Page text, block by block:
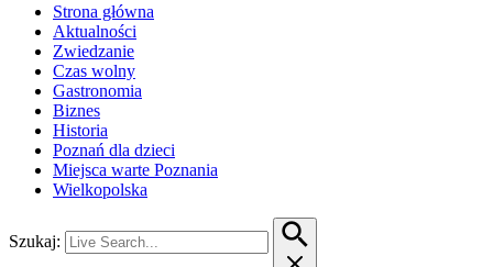
Strona główna
Aktualności
Zwiedzanie
Czas wolny
Gastronomia
Biznes
Historia
Poznań dla dzieci
Miejsca warte Poznania
Wielkopolska
Szukaj: